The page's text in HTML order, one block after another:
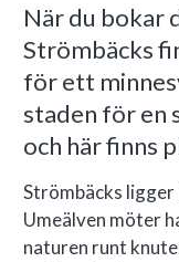
När du bokar
Strömbäcks
för ett
staden för en
och här finns
Strömbäcks
Umeälven möter
naturen runt